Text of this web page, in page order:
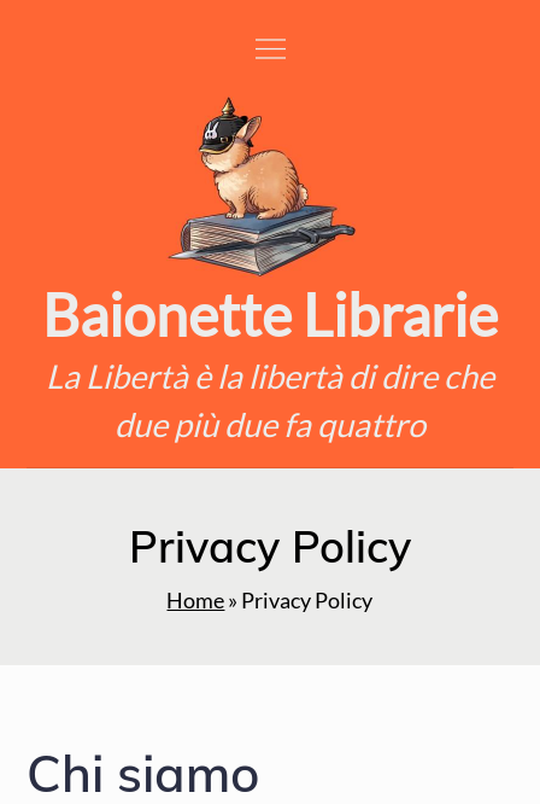
Baionette Librarie
La Libertà è la libertà di dire che
due più due fa quattro
Privacy Policy
Home» Privacy Policy
Chi siamo